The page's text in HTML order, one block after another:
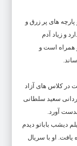
های پر زرق و
و زیاد آدم
همراه است و
سالگی(سال 1380) با شرکت در کلاس های آزاد
سعید سلطانی
آورد.
در 21 سالگی (سال 1383) در فیلم دیشب باباتو دیدم
یافت. او با سریال